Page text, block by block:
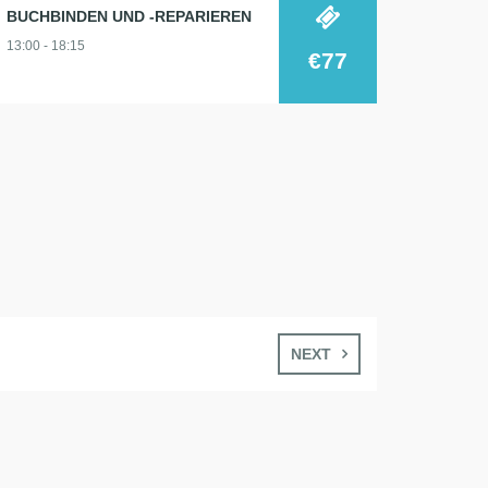
BUCHBINDEN UND -REPARIEREN
13:00 - 18:15
€77
NEXT